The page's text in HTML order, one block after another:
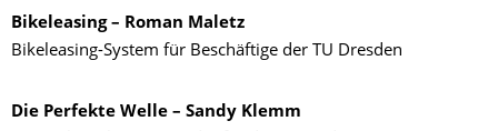
Bikeleasing – Roman Maletz
Bikeleasing-System für Beschäftige der TU Dresden
Die Perfekte Welle – Sandy Klemm